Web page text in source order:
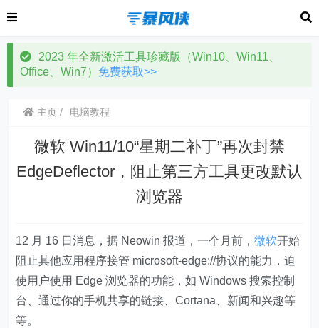
2023 年全新激活工具珍藏版（Win10、Win11、
Office、Win7） 免费获取>>
主页 电脑教程
微软 Win11/10“星期二补丁”再次封禁
EdgeDeflector，阻止第三方工具更改默认
浏览器
12 月 16 日消息，据 Neowin 报道，一个月前，微软开始
阻止其他应用程序接管 microsoft-edge://协议的能力，迫
使用户使用 Edge 浏览器的功能，如 Windows 搜索控制
台、通过你的手机共享的链接、Cortana、新闻和兴趣等
等。